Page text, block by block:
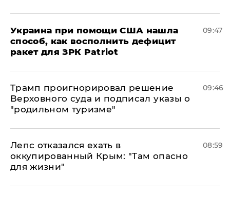
Украина при помощи США нашла
способ, как восполнить дефицит
ракет для ЗРК Patriot
09:47
Трамп проигнорировал решение
Верховного суда и подписал указы о
"родильном туризме"
09:46
Лепс отказался ехать в
оккупированный Крым: "Там опасно
для жизни"
08:59